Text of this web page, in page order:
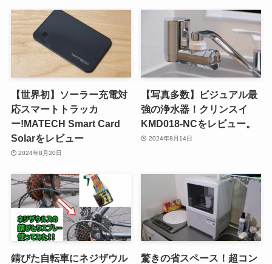
【世界初】ソーラー充電対
応スマートトラッカ
ー!MATECH Smart Card
Solarをレビュー
2024年8月20日
【写真多数】ビジュアル最
強の浄水器！クリンスイ
KMD018-NCをレビュー。
2024年8月14日
錆びた自転車にネジザウル
驚きの省スペース！超コン